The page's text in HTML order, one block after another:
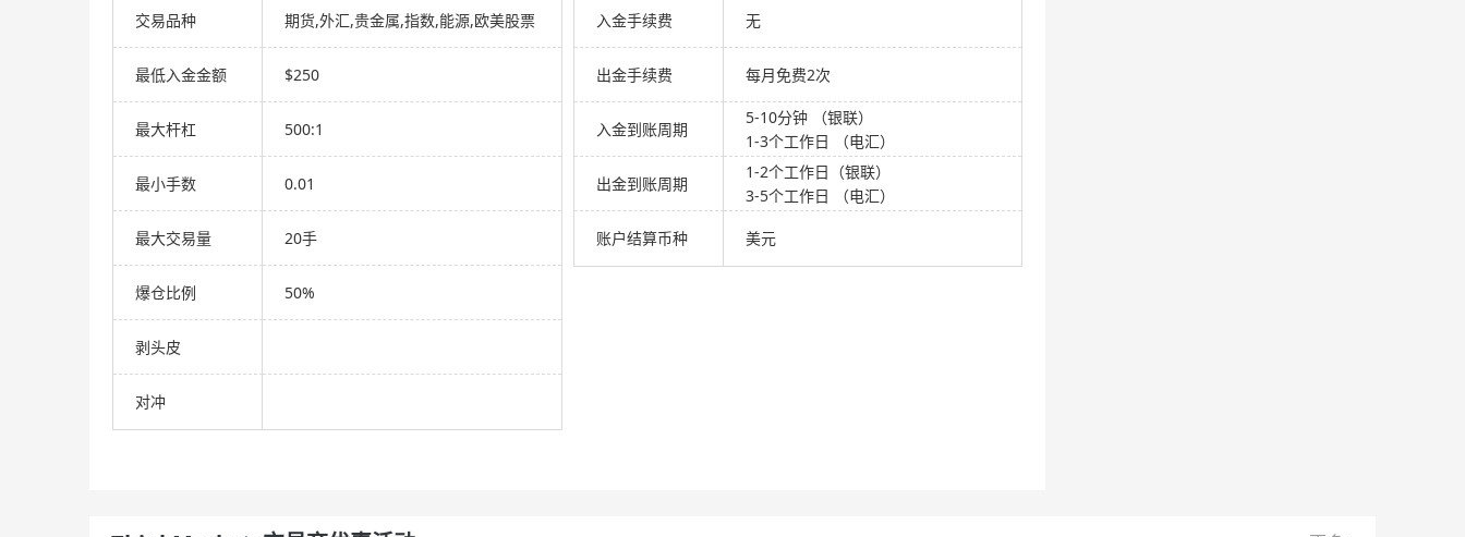
交易品种 期货,外汇,贵金属,指数,能源,欧美股票
最低入金金额 $250
最大杆杠 500:1
最小手数 0.01
最大交易量 20手
爆仓比例 50%
剥头皮
对冲
入金手续费 无
出金手续费 每月免费2次
入金到账周期
5-10分钟 （银联）
1-3个工作日 （电汇）
出金到账周期
1-2个工作日（银联）
3-5个工作日 （电汇）
账户结算币种 美元